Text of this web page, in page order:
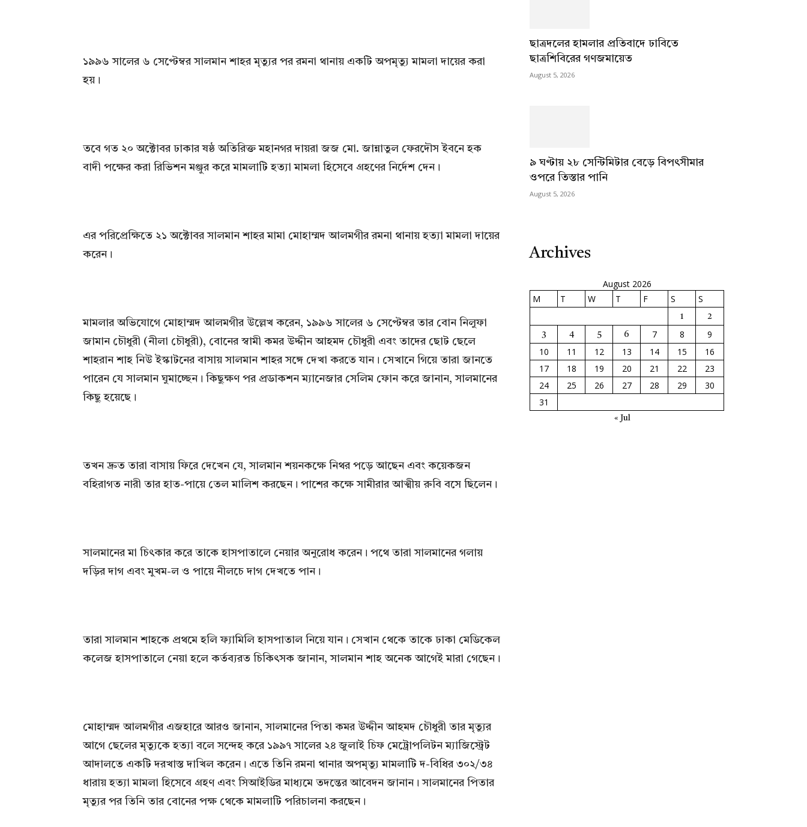
১৯৯৬ সালের ৬ সেপ্টেম্বর সালমান শাহর মৃত্যুর পর রমনা থানায় একটি অপমৃত্যু মামলা দায়ের করা
হয়।
তবে গত ২০ অক্টোবর ঢাকার ষষ্ঠ অতিরিক্ত মহানগর দায়রা জজ মো. জান্নাতুল ফেরদৌস ইবনে হক
বাদী পক্ষের করা রিভিশন মঞ্জুর করে মামলাটি হত্যা মামলা হিসেবে গ্রহণের নির্দেশ দেন।
এর পরিপ্রেক্ষিতে ২১ অক্টোবর সালমান শাহর মামা মোহাম্মদ আলমগীর রমনা থানায় হত্যা মামলা দায়ের
করেন।
মামলার অভিযোগে মোহাম্মদ আলমগীর উল্লেখ করেন, ১৯৯৬ সালের ৬ সেপ্টেম্বর তার বোন নিলুফা
জামান চৌধুরী (নীলা চৌধুরী), বোনের স্বামী কমর উদ্দীন আহমদ চৌধুরী এবং তাদের ছোট ছেলে
শাহরান শাহ নিউ ইস্কাটনের বাসায় সালমান শাহর সঙ্গে দেখা করতে যান। সেখানে গিয়ে তারা জানতে
পারেন যে সালমান ঘুমাচ্ছেন। কিছুক্ষণ পর প্রডাকশন ম্যানেজার সেলিম ফোন করে জানান, সালমানের
কিছু হয়েছে।
তখন দ্রুত তারা বাসায় ফিরে দেখেন যে, সালমান শয়নকক্ষে নিথর পড়ে আছেন এবং কয়েকজন
বহিরাগত নারী তার হাত-পায়ে তেল মালিশ করছেন। পাশের কক্ষে সামীরার আত্মীয় রুবি বসে ছিলেন।
সালমানের মা চিৎকার করে তাকে হাসপাতালে নেয়ার অনুরোধ করেন। পথে তারা সালমানের গলায়
দড়ির দাগ এবং মুখম-ল ও পায়ে নীলচে দাগ দেখতে পান।
তারা সালমান শাহকে প্রথমে হলি ফ্যামিলি হাসপাতাল নিয়ে যান। সেখান থেকে তাকে ঢাকা মেডিকেল
কলেজ হাসপাতালে নেয়া হলে কর্তব্যরত চিকিৎসক জানান, সালমান শাহ অনেক আগেই মারা গেছেন।
মোহাম্মদ আলমগীর এজহারে আরও জানান, সালমানের পিতা কমর উদ্দীন আহমদ চৌধুরী তার মৃত্যুর
আগে ছেলের মৃত্যুকে হত্যা বলে সন্দেহ করে ১৯৯৭ সালের ২৪ জুলাই চিফ মেট্রোপলিটন ম্যাজিস্ট্রেট
আদালতে একটি দরখাস্ত দাখিল করেন। এতে তিনি রমনা থানার অপমৃত্যু মামলাটি দ-বিধির ৩০২/৩৪
ধারায় হত্যা মামলা হিসেবে গ্রহণ এবং সিআইডির মাধ্যমে তদন্তের আবেদন জানান। সালমানের পিতার
মৃত্যুর পর তিনি তার বোনের পক্ষ থেকে মামলাটি পরিচালনা করছেন।
ছাত্রদলের হামলার প্রতিবাদে ঢাবিতে
ছাত্রশিবিরের গণজমায়েত
August 5, 2026
৯ ঘণ্টায় ২৮ সেন্টিমিটার বেড়ে বিপৎসীমার
ওপরে তিস্তার পানি
August 5, 2026
Archives
August 2026
M
T W T F S S
1 2
3 4 5 6 7 8
9
10
11 12 13 14 15
16
17
18 19 20 21 22
23
24
25 26 27 28 29
30
31
« Jul